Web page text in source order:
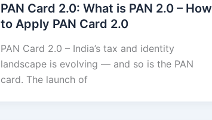
PAN Card 2.0: What is PAN 2.0 – How
to Apply PAN Card 2.0
PAN Card 2.0 – India’s tax and identity
landscape is evolving — and so is the PAN
card. The launch of